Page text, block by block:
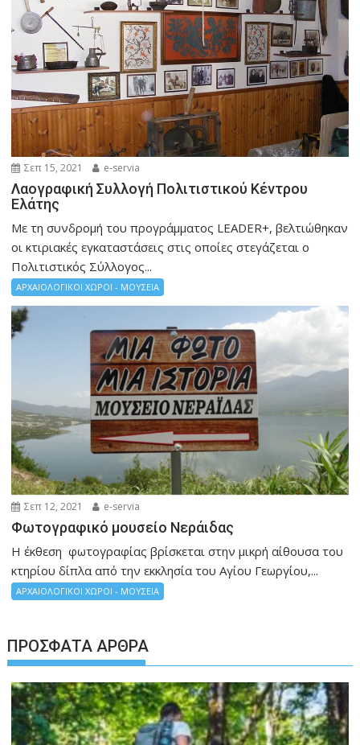
Σεπ 15, 2021 e-servia
Λαογραφική Συλλογή Πολιτιστικού Κέντρου
Ελάτης
Με τη συνδρομή του προγράμματος LEADER+, βελτιώθηκαν
οι κτιριακές εγκαταστάσεις στις οποίες στεγάζεται ο
Πολιτιστικός Σύλλογος...
ΑΡΧΑΙΟΛΟΓΙΚΟΙ ΧΩΡΟΙ - ΜΟΥΣΕΙΑ
Σεπ 12, 2021 e-servia
Φωτογραφικό μουσείο Νεράιδας
Η έκθεση φωτογραφίας βρίσκεται στην μικρή αίθουσα του
κτηρίου δίπλα από την εκκλησία του Αγίου Γεωργίου,...
ΑΡΧΑΙΟΛΟΓΙΚΟΙ ΧΩΡΟΙ - ΜΟΥΣΕΙΑ
ΠΡΌΣΦΑΤΑ ΆΡΘΡΑ